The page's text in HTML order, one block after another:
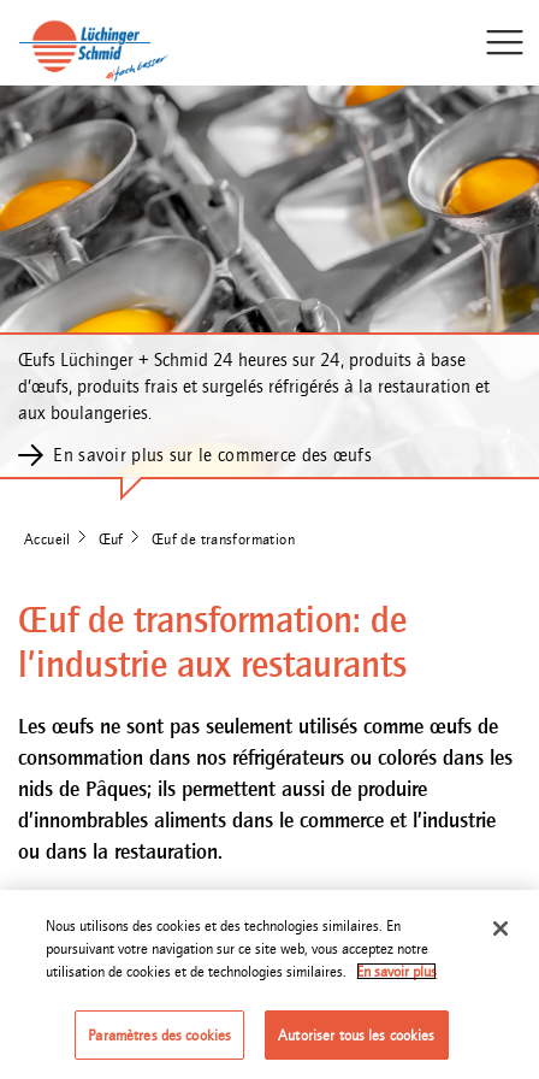
Œufs Lüchinger + Schmid 24 heures sur 24, produits à base
d’œufs, produits frais et surgelés réfrigérés à la restauration et
aux boulangeries.
En savoir plus sur le commerce des œufs
Accueil Œuf Œuf de transformation
Œuf de transformation: de
l’industrie aux restaurants
Les œufs ne sont pas seulement utilisés comme œufs de
consommation dans nos réfrigérateurs ou colorés dans les
nids de Pâques; ils permettent aussi de produire
d’innombrables aliments dans le commerce et l’industrie
ou dans la restauration.
Nous utilisons des cookies et des technologies similaires. En
poursuivant votre navigation sur ce site web, vous acceptez notre
utilisation de cookies et de technologies similaires.
En savoir plus
Paramètres des cookies Autoriser tous les cookies